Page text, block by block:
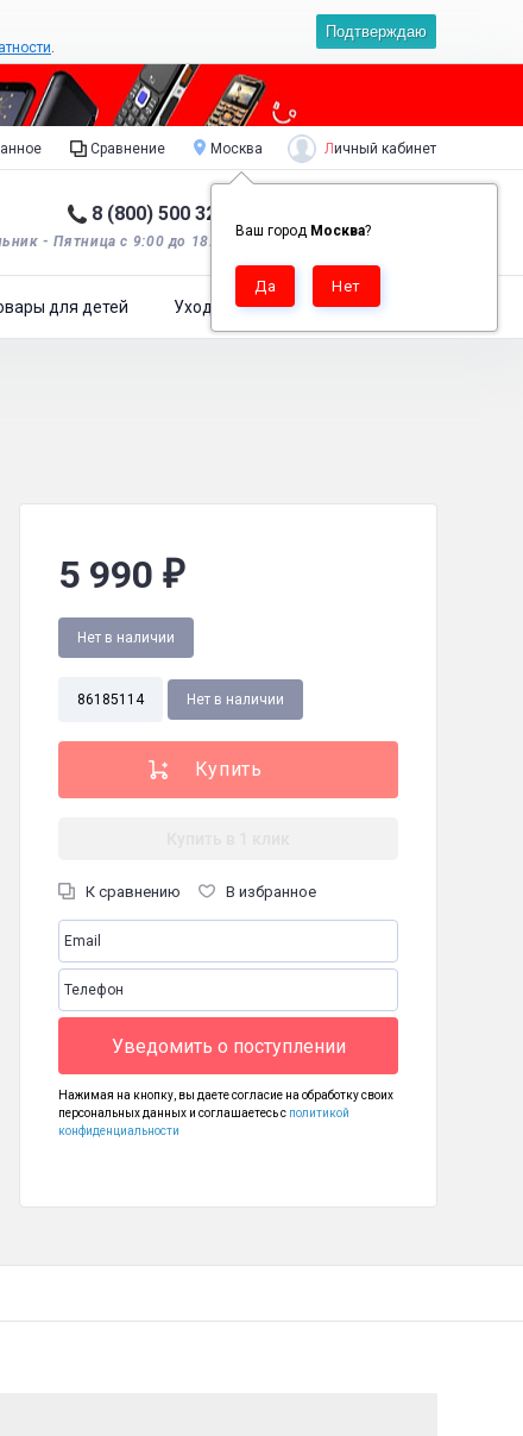
.
Подтверждаю
Сравнение Москва
Ваш город Москва?
Личный кабинет
8 (800) 500 32 90
- Пятница с 9:00 до 18:00*.
0 Корзина пуста
для детей Уход за одеждой
5 990 ₽
Нет в наличии
86185114 Нет в наличии
К сравнению В избранное
Уведомить о поступлении
Нажимая на кнопку, вы даете согласие на обработку своих
персональных данных и соглашаетесь с политикой
конфиденциальности
переключатель